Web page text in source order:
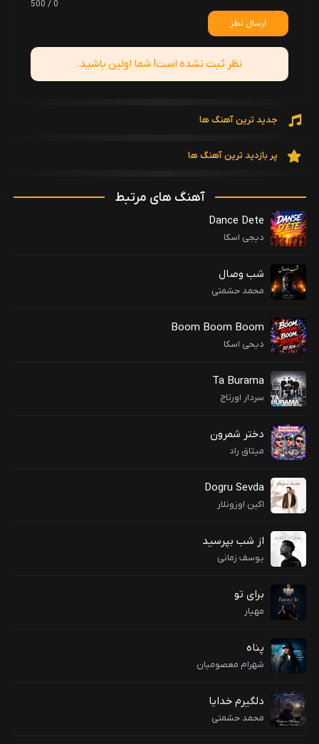
0 / 500
ارسال نظر
نظر ثبت نشده است! شما اولین باشید.
جدید ترین آهنگ ها
پر بازدید ترین آهنگ ها
آهنگ های مرتبط
Dance Dete
دیجی اسکا
شب وصال
محمد حشمتی
Boom Boom Boom
دیحی اسکا
Ta Burama
سردار اورتاج
دختر شمرون
میثاق راد
Dogru Sevda
اکین اوزونلار
از شب بپرسید
یوسف زمانی
برای تو
مهیار
پناه
شهرام معصومیان
دلگیرم خدایا
محمد حشمتی